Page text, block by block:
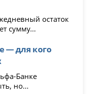
остаток
сумму...
— для кого
Банке
но...